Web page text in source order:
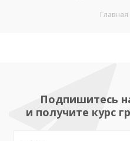
Главная
Подпишитесь
и получите курс